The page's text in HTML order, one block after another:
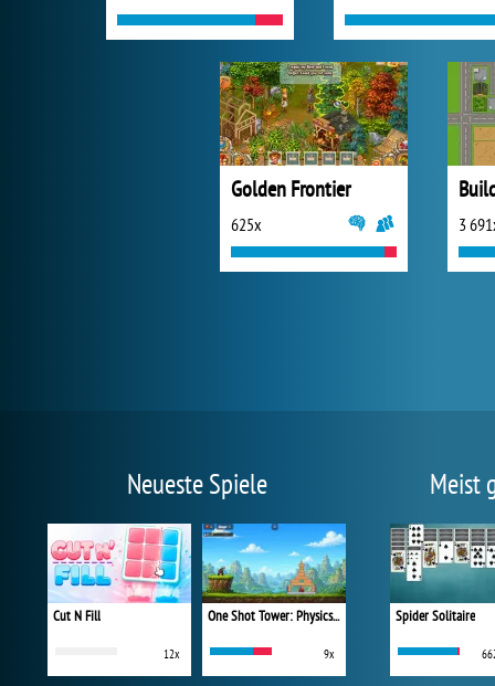
Golden Frontier
625x 3
Neueste Spiele
Cut N Fill
12x
One Shot Tower: Physics Destroyer
9x
Meist
Spider Solitaire